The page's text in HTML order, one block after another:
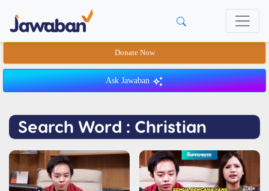
Donate Now
Ask Jawaban
Search Word : Christian